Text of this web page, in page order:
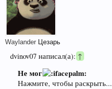
Waylander Цезарь
dvinov07 написал(а):↑
Не мог
Нажмите, чтобы раскрыть...